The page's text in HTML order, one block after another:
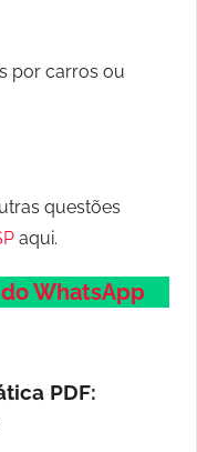
por carros ou
questões
aqui.
WhatsApp
PDF: